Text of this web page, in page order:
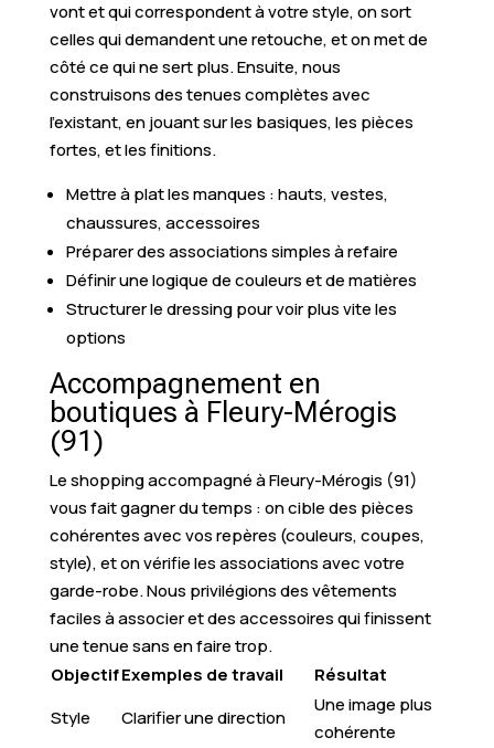
vont et qui correspondent à votre style, on sort
celles qui demandent une retouche, et on met de
côté ce qui ne sert plus. Ensuite, nous
construisons des tenues complètes avec
l’existant, en jouant sur les basiques, les pièces
fortes, et les finitions.
Mettre à plat les manques : hauts, vestes,
chaussures, accessoires
Préparer des associations simples à refaire
Définir une logique de couleurs et de matières
Structurer le dressing pour voir plus vite les
options
Accompagnement en
boutiques à Fleury-Mérogis
(91)
Le shopping accompagné à Fleury-Mérogis (91)
vous fait gagner du temps : on cible des pièces
cohérentes avec vos repères (couleurs, coupes,
style), et on vérifie les associations avec votre
garde-robe. Nous privilégions des vêtements
faciles à associer et des accessoires qui finissent
une tenue sans en faire trop.
ObjectifExemples de travail
Résultat
Style
Clarifier une direction
Une image plus
cohérente